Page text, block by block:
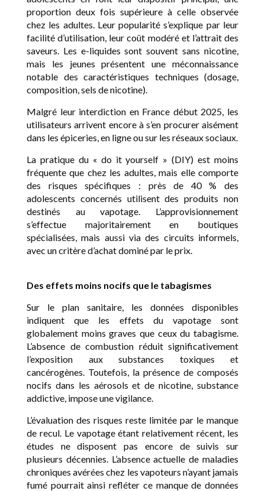
proportion deux fois supérieure à celle observée
chez les adultes. Leur popularité s’explique par leur
facilité d’utilisation, leur coût modéré et l’attrait des
saveurs. Les e-liquides sont souvent sans nicotine,
mais les jeunes présentent une méconnaissance
notable des caractéristiques techniques (dosage,
composition, sels de nicotine).
Malgré leur interdiction en France début 2025, les
utilisateurs arrivent encore à s’en procurer aisément
dans les épiceries, en ligne ou sur les réseaux sociaux.
La pratique du « do it yourself » (DIY) est moins
fréquente que chez les adultes, mais elle comporte
des risques spécifiques : près de 40 % des
adolescents concernés utilisent des produits non
destinés au vapotage. L’approvisionnement
s’effectue majoritairement en boutiques
spécialisées, mais aussi via des circuits informels,
avec un critère d’achat dominé par le prix.
Des effets moins nocifs que le tabagismes
Sur le plan sanitaire, les données disponibles
indiquent que les effets du vapotage sont
globalement moins graves que ceux du tabagisme.
L’absence de combustion réduit significativement
l’exposition aux substances toxiques et
cancérogènes. Toutefois, la présence de composés
nocifs dans les aérosols et de nicotine, substance
addictive, impose une vigilance.
L’évaluation des risques reste limitée par le manque
de recul. Le vapotage étant relativement récent, les
études ne disposent pas encore de suivis sur
plusieurs décennies. L’absence actuelle de maladies
chroniques avérées chez les vapoteurs n’ayant jamais
fumé pourrait ainsi refléter ce manque de données